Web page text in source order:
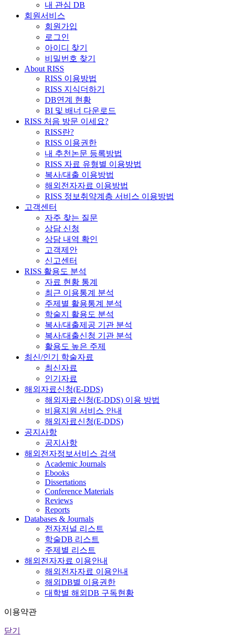
내 관심 DB
회원서비스
회원가입
로그인
아이디 찾기
비밀번호 찾기
About RISS
RISS 이용방법
RISS 지식더하기
DB연계 현황
BI 및 배너 다운로드
RISS 처음 방문 이세요?
RISS란?
RISS 이용권한
내 추천논문 등록방법
RISS 자료 유형별 이용방법
복사/대출 이용방법
해외전자자료 이용방법
RISS 정보취약계층 서비스 이용방법
고객센터
자주 찾는 질문
상담 신청
상담 내역 확인
고객제안
신고센터
RISS 활용도 분석
자료 현황 통계
최근 이용통계 분석
주제별 활용통계 분석
학술지 활용도 분석
복사/대출제공 기관 분석
복사/대출신청 기관 분석
활용도 높은 주제
최신/인기 학술자료
최신자료
인기자료
해외자료신청(E-DDS)
해외자료신청(E-DDS) 이용 방법
비용지원 서비스 안내
해외자료신청(E-DDS)
공지사항
공지사항
해외전자정보서비스 검색
Academic Journals
Ebooks
Dissertations
Conference Materials
Reviews
Reports
Databases & Journals
전자저널 리스트
학술DB 리스트
주제별 리스트
해외전자자료 이용안내
해외전자자료 이용안내
해외DB별 이용권한
대학별 해외DB 구독현황
이용약관
닫기